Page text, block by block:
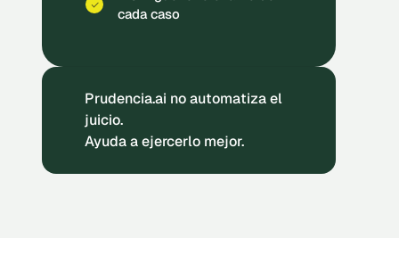
cada caso
Prudencia.ai no automatiza el
juicio.
Ayuda a ejercerlo mejor.